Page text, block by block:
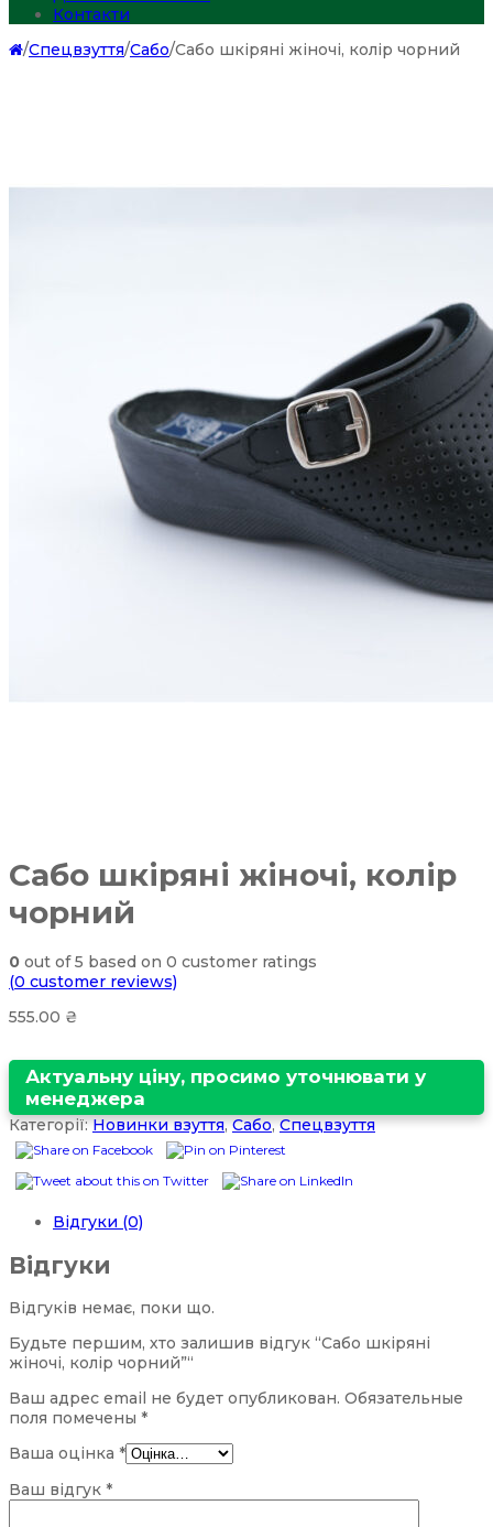
Контакти
/Спецвзуття/Сабо/Сабо шкіряні жіночі, колір чорний
Сабо шкіряні жіночі, колір
чорний
0 out of5 based on 0 customer ratings
(0 customer reviews)
555.00 ₴
Актуальну ціну, просимо уточнювати у
менеджера
Категорії:Новинки взуття,Сабо,Спецвзуття
Відгуки (0)
Відгуки
Відгуків немає, поки що.
Будьте першим, хто залишив відгук “Сабо шкіряні
жіночі, колір чорний”“
Ваш адрес email не будет опубликован. Обязательные
поля помечены *
Ваша оцінка *
Ваш відгук *